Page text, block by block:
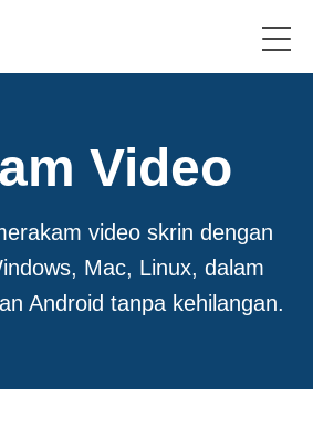
Video
video skrin dengan
Mac, Linux, dalam
Android tanpa kehilangan.